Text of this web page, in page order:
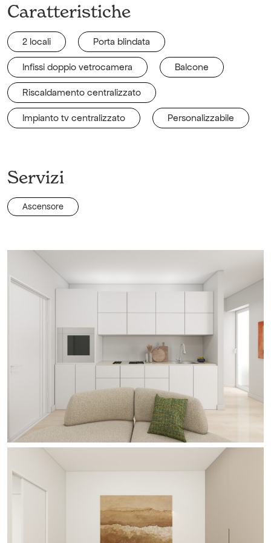
Caratteristiche
2 locali Porta blindata
Infissi doppio vetrocamera Balcone
Riscaldamento centralizzato
Impianto tv centralizzato Personalizzabile
Servizi
Ascensore